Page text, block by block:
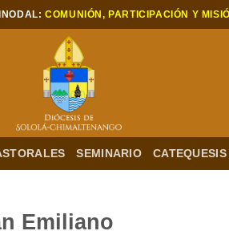
COMUNIÓN, PARTICIPACIÓN Y
SEMINARIO CATEQUESIS
Emiliano